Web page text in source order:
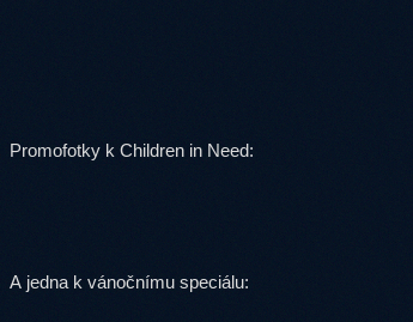
Promofotky k Children in Need:
A jedna k vánočnímu speciálu: